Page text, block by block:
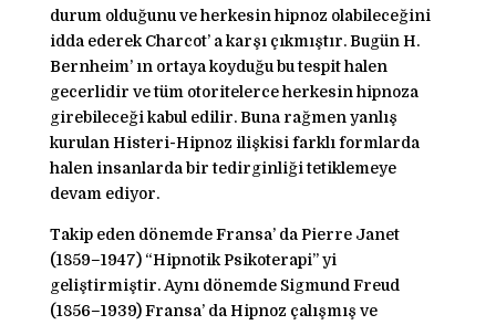
durum olduğunu ve herkesin hipnoz olabileceğini
idda ederek Charcot’ a karşı çıkmıştır. Bugün H.
Bernheim’ ın ortaya koyduğu bu tespit halen
gecerlidir ve tüm otoritelerce herkesin hipnoza
girebileceği kabul edilir. Buna rağmen yanlış
kurulan Histeri-Hipnoz ilişkisi farklı formlarda
halen insanlarda bir tedirginliği tetiklemeye
devam ediyor.
Takip eden dönemde Fransa’ da Pierre Janet
(1859–1947) “Hipnotik Psikoterapi” yi
geliştirmiştir. Aynı dönemde Sigmund Freud
(1856–1939) Fransa’ da Hipnoz çalışmış ve